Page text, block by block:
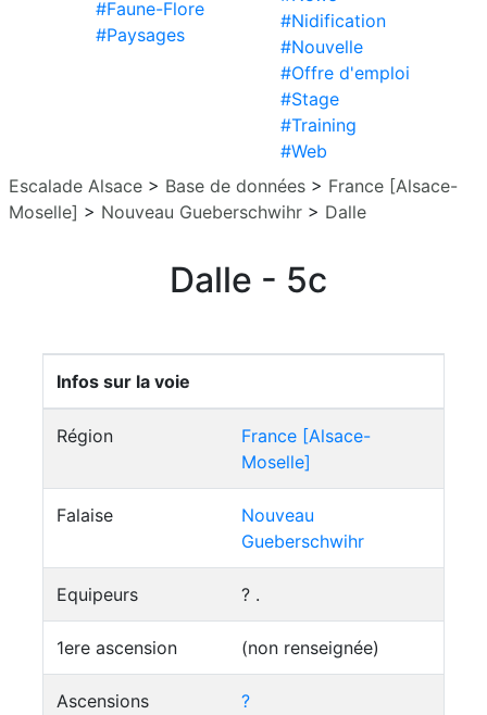
#Faune-Flore
#Paysages
#Nidification
#Nouvelle
#Offre d'emploi
#Stage
#Training
#Web
Escalade Alsace > Base de données > France [Alsace-
Moselle] > Nouveau Gueberschwihr > Dalle
Dalle - 5c
Infos sur la voie
Région
France [Alsace-
Moselle]
Falaise
Nouveau
Gueberschwihr
Equipeurs ? .
1ere ascension (non renseignée)
Ascensions
?